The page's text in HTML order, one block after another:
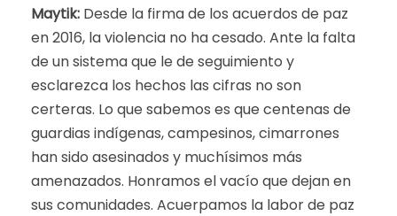
Maytik: Desde la firma de los acuerdos de paz
en 2016, la violencia no ha cesado. Ante la falta
de un sistema que le de seguimiento y
esclarezca los hechos las cifras no son
certeras. Lo que sabemos es que centenas de
guardias indígenas, campesinos, cimarrones
han sido asesinados y muchísimos más
amenazados. Honramos el vacío que dejan en
sus comunidades. Acuerpamos la labor de paz